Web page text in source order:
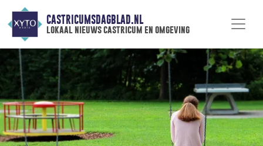
CASTRICUMSDAGBLAD.NL
lokaal nieuws castricum en omgeving